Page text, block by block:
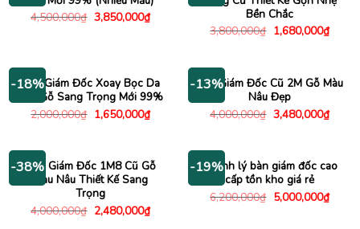
4,500,000₫ Giá
gốc
3,850,000₫Giá
hiện
Bền Chắc
3,800,000₫ Giá
gốc
1,680,000₫Giá
hiện
-18%
Ghế Giám Đốc Xoay Bọc Da
Tay Gỗ Sang Trọng Mới 99%
2,000,000₫ Giá
gốc
1,650,000₫Giá
hiện
1,650,000₫.
-13%
Bàn Giám Đốc Cũ 2M Gỗ Màu
Nâu Đẹp
4,000,000₫ Giá
gốc
3,480,000₫Giá
hiện
-38%
Bàn Giám Đốc 1M8 Cũ Gỗ
Màu Nâu Thiết Kế Sang
Trọng
4,000,000₫ Giá
gốc
2,480,000₫Giá
hiện
-19%
Thanh lý bàn giám đốc cao
cấp tồn kho giá rẻ
6,200,000₫ Giá
gốc
5,000,000₫Giá
hiện